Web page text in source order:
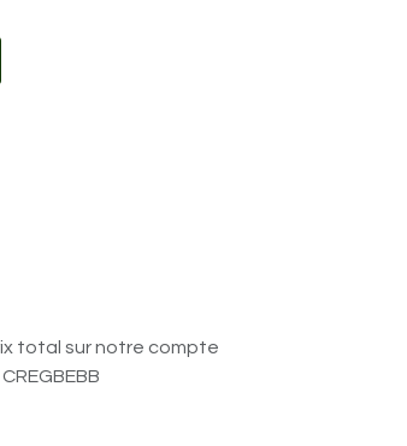
total sur notre compte